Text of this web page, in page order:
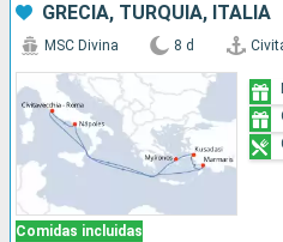
GRECIA, TURQUÍA, ITALIA
Comidas incluidas
MSC Divina 8 d